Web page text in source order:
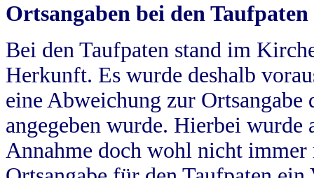
Ortsangaben bei den Taufpaten
Bei den Taufpaten stand im
Herkunft. Es wurde deshalb
eine Abweichung zur
angegeben wurde. Hierbei wurde
Annahme doch wohl nicht